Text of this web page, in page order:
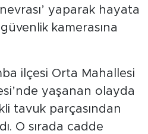
yaparak hayata
kamerasına
ilçesi Orta Mahallesi
yaşanan olayda
tavuk parçasından
O sırada cadde